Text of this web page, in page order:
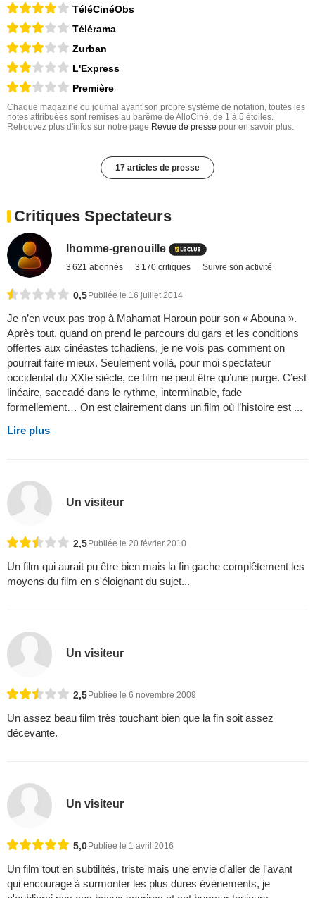
TéléCinéObs
Télérama
Zurban
L'Express
Première
Chaque magazine ou journal ayant son propre système de notation, toutes les
notes attribuées sont remises au barême de AlloCiné, de 1 à 5 étoiles.
Retrouvez plus d'infos sur notre page Revue de presse pour en savoir plus.
17 articles de presse
Critiques Spectateurs
lhomme-grenouille
3 621 abonnés 3 170 critiques Suivre son activité
0,5 Publiée le 16 juillet 2014
Je n’en veux pas trop à Mahamat Haroun pour son « Abouna ».
Après tout, quand on prend le parcours du gars et les conditions
offertes aux cinéastes tchadiens, je ne vois pas comment on
pourrait faire mieux. Seulement voilà, pour moi spectateur
occidental du XXIe siècle, ce film ne peut être qu’une purge. C’est
linéaire, saccadé dans le rythme, interminable, fade
formellement… On est clairement dans un film où l’histoire est ...
Lire plus
Un visiteur
2,5 Publiée le 20 février 2010
Un film qui aurait pu être bien mais la fin gache complêtement les
moyens du film en s'éloignant du sujet...
Un visiteur
2,5Publiée le 6 novembre 2009
Un assez beau film très touchant bien que la fin soit assez
décevante.
Un visiteur
5,0Publiée le 1 avril 2016
Un film tout en subtilités, triste mais une envie d'aller de l'avant
qui encourage à surmonter les plus dures évènements, je